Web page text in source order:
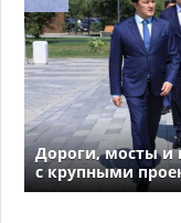
Дороги, мосты и
с крупными